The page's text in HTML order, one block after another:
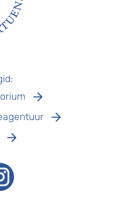
Instagram